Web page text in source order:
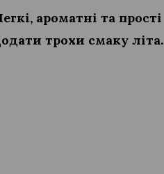
ароматні та прості
трохи смаку літа.